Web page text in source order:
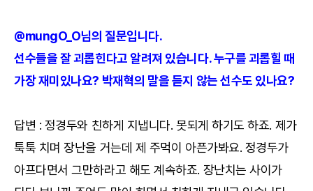
@mungO_O님의 질문입니다.
선수들을 잘 괴롭힌다고 알려져 있습니다. 누구를 괴롭힐 때
가장 재미있나요? 박재혁의 말을 듣지 않는 선수도 있나요?
답변 : 정경두와 친하게 지냅니다. 못되게 하기도 하죠. 제가
툭툭 치며 장난을 거는데 제 주먹이 아픈가봐요. 정경두가
아프다면서 그만하라고 해도 계속하죠. 장난치는 사이가